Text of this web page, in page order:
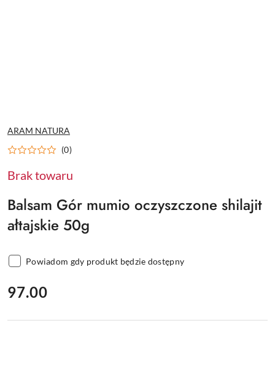
NAZWA
PRODUCENTA:
ARAM NATURA
(0)
Brak towaru
Balsam Gór mumio oczyszczone shilajit
ałtajskie 50g
Powiadom gdy produkt będzie dostępny
cena:
97.00